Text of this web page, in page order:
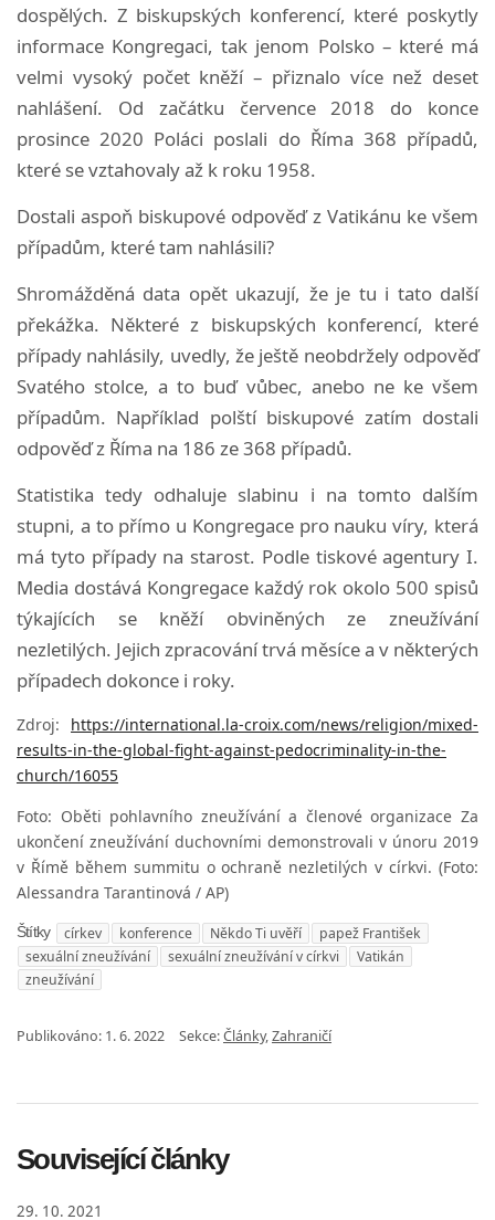
dospělých. Z biskupských konferencí, které poskytly
informace Kongregaci, tak jenom Polsko – které má
velmi vysoký počet kněží – přiznalo více než deset
nahlášení. Od začátku července 2018 do konce
prosince 2020 Poláci poslali do Říma 368 případů,
které se vztahovaly až k roku 1958.
Dostali aspoň biskupové odpověď z Vatikánu ke všem
případům, které tam nahlásili?
Shromážděná data opět ukazují, že je tu i tato další
překážka. Některé z biskupských konferencí, které
případy nahlásily, uvedly, že ještě neobdržely odpověď
Svatého stolce, a to buď vůbec, anebo ne ke všem
případům. Například polští biskupové zatím dostali
odpověď z Říma na 186 ze 368 případů.
Statistika tedy odhaluje slabinu i na tomto dalším
stupni, a to přímo u Kongregace pro nauku víry, která
má tyto případy na starost. Podle tiskové agentury I.
Media dostává Kongregace každý rok okolo 500 spisů
týkajících se kněží obviněných ze zneužívání
nezletilých. Jejich zpracování trvá měsíce a v některých
případech dokonce i roky.
Zdroj: https://international.la-croix.com/news/religion/mixed-
results-in-the-global-fight-against-pedocriminality-in-the-
church/16055
Foto: Oběti pohlavního zneužívání a členové organizace Za
ukončení zneužívání duchovními demonstrovali v únoru 2019
v Římě během summitu o ochraně nezletilých v církvi. (Foto:
Alessandra Tarantinová / AP)
Štítky církev konference Někdo Ti uvěří
papež František
sexuální zneužívání
sexuální zneužívání v církvi
Vatikán
zneužívání
Publikováno: 1. 6. 2022 Sekce:Články,Zahraničí
Související články
29. 10. 2021